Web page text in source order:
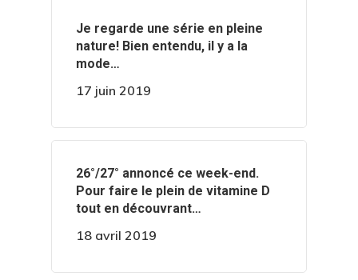
‍️Je regarde une série en pleine
nature! Bien entendu, il y a la
mode…
17 juin 2019
️️26°/27° annoncé ce week-end.
Pour faire le plein de vitamine D
tout en découvrant…
18 avril 2019